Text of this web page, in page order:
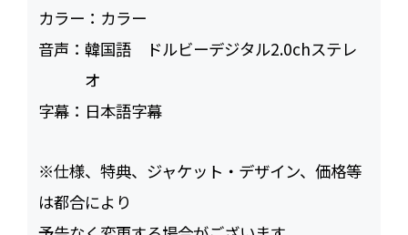
カラー： カラー
音声：韓国語 ドルビーデジタル2.0chステレ
オ
字幕： 日本語字幕
※仕様、特典、ジャケット・デザイン、価格等
は都合により